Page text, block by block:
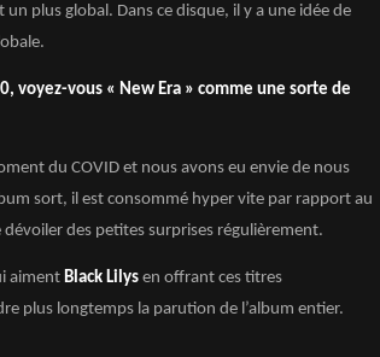
plus global. Dans ce disque, il y a une idée de
voyez-vous « New Era » comme une sorte de
du COVID et nous avons eu envie de nous
sort, il est consommé hyper vite par rapport au
des petites surprises régulièrement.
aiment Black Lilys en offrant ces titres
plus longtemps la parution de l’album entier.